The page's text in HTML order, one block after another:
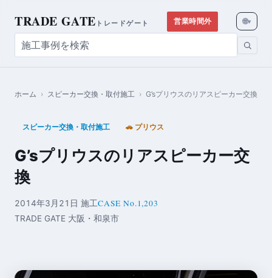
TRADE GATE トレードゲート 営業時間外 🌐▾
ホーム › スピーカー交換・取付施工 › G’sプリウスのリアスピーカー交換
スピーカー交換・取付施工 🚗 プリウス
G’sプリウスのリアスピーカー交
換
2014年3月21日 施工CASE No.1,203
TRADE GATE 大阪・和泉市